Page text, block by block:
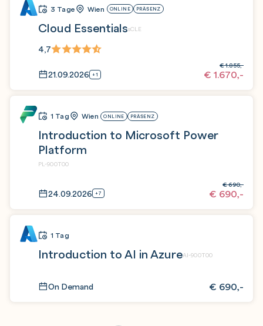
3 Tage Wien ONLINE PRÄSENZ
Cloud EssentialssCLE
4,7
21.09.2026 +1 € 1.670,-
€1.855,-
1 Tag Wien ONLINE PRÄSENZ
Introduction to Microsoft Power
Platform
PL-900T00
24.09.2026 +7 € 690,-
€690,-
1 Tag
Introduction to AI in AzureAI-900T00
On Demand € 690,-